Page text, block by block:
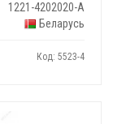
1221-4202020-А
Беларусь
Код: 5523-4